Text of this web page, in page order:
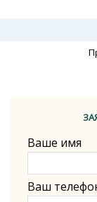
Ваше имя
Ваш